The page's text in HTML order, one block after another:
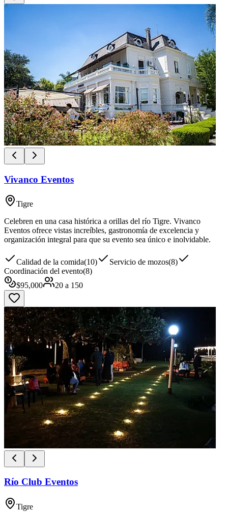
Vivanco Eventos
Tigre
Celebren en una casa histórica a orillas del río Tigre. Vivanco
Eventos ofrece vistas increíbles, gastronomía de excelencia y
organización integral para que su evento sea único e inolvidable.
Calidad de la comida(10) Servicio de mozos(8)
Coordinación del evento(8)
$95,000 20 a 150
Río Club Eventos
Tigre